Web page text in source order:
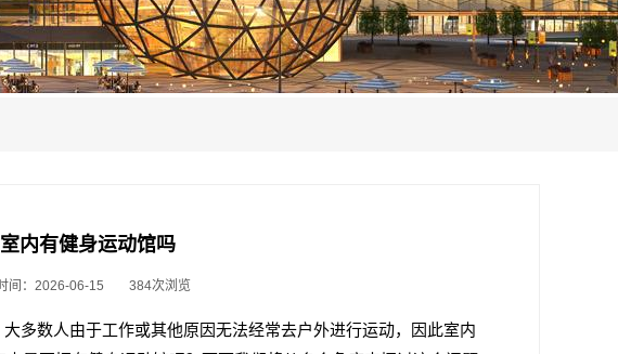
内有健身运动馆吗
间：2026-06-15 384次浏览
多数人由于工作或其他原因无法经常去户外进行运动，因此室内